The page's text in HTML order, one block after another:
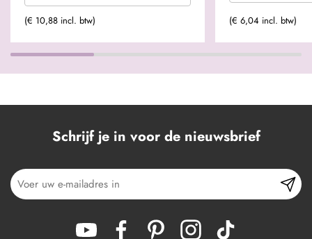
(€ 10,88 incl. btw) (€ 6,04 incl. btw)
Schrijf je in voor de nieuwsbrief